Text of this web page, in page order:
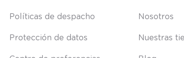
Políticas de despacho
Protección de datos
Nosotros
Nuestras